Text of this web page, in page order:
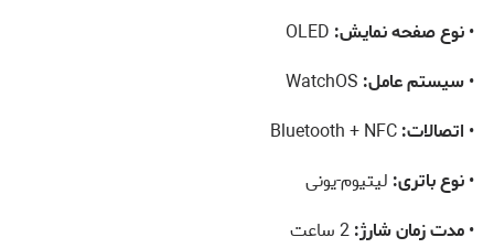
•نوع صفحه نمایش:
•سیستم عامل:
• اتصالات:
•نوع باتری: لیتیوم-یونی
•مدت زمان شارژ: